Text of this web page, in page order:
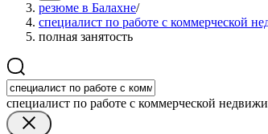
резюме в Балахне/
специалист по работе с коммерческой
полная занятость
специалист по работе с коммерческой